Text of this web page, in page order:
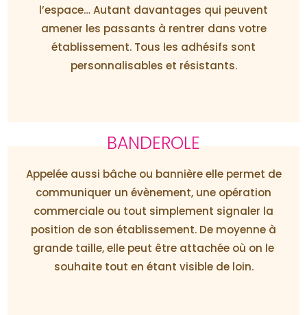
l’espace… Autant davantages qui peuvent
amener les passants à rentrer dans votre
établissement. Tous les adhésifs sont
personnalisables et résistants.
BANDEROLE
Appelée aussi bâche ou bannière elle permet de
communiquer un évènement, une opération
commerciale ou tout simplement signaler la
position de son établissement. De moyenne à
grande taille, elle peut être attachée où on le
souhaite tout en étant visible de loin.